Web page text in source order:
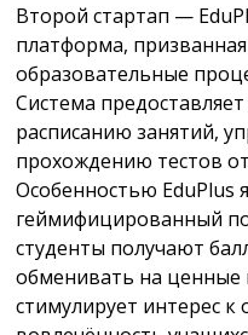
Второй стартап —
платформа,
образовательные
Система
расписанию занятий,
прохождению тестов
Особенностью EduPlus
геймифицированный
студенты получают
обменивать на ценные
стимулирует интерес